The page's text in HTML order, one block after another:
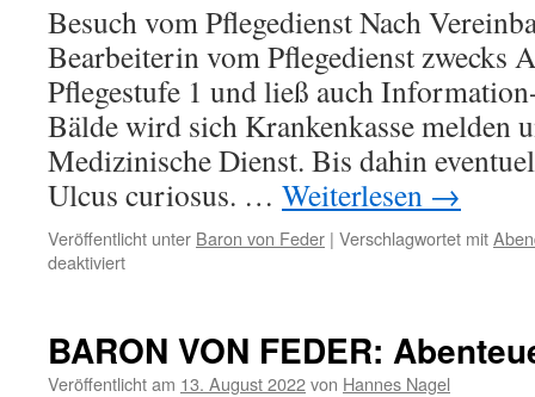
Besuch vom Pflegedienst Nach
Bearbeiterin vom Pflegedienst zwecks
Pflegestufe 1 und ließ auch
Bälde wird sich Krankenkasse melden
Medizinische Dienst. Bis dahin
Ulcus curiosus. … Weiterlesen →
Veröffentlicht unter Baron von Feder | Verschlagwortet mit
deaktiviertfür
Abenteuer
Pflegestufe
BARON VON FEDER:
Veröffentlicht am 13. August 2022von Hannes Nagel